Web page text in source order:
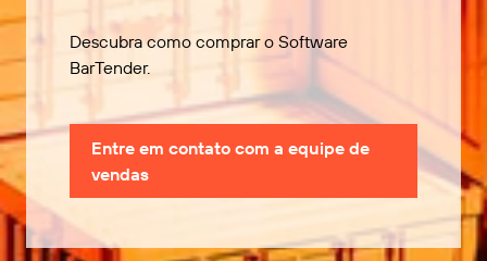
Descubra como comprar o Software
BarTender.
Entre em contato com a equipe de
vendas